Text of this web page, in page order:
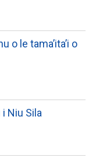
o le tama’ita’i o
i Niu Sila